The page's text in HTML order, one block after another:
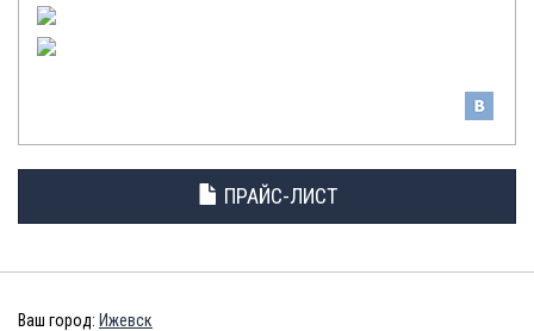
КРАНОВЫЕ
ПРАЙС-ЛИСТ
Ваш город: Ижевск